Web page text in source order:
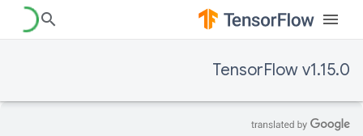
TensorFlow v1.15.0